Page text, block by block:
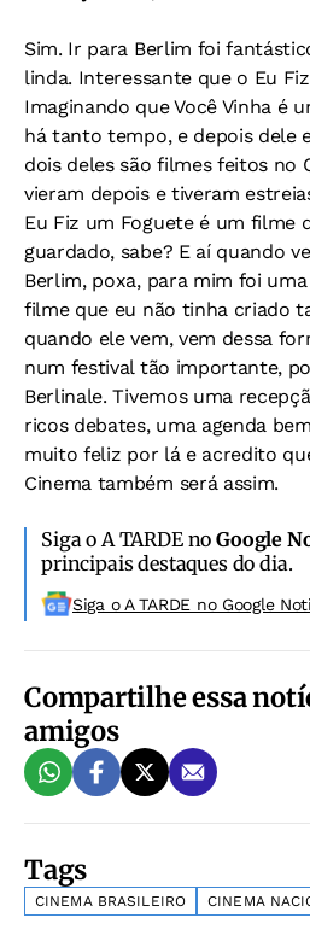
Sim. Ir para Berlim foi
linda. Interessante que o Eu
Imaginando que Você Vinha é
há tanto tempo, e depois dele
dois deles são filmes feitos no
vieram depois e tiveram
Eu Fiz um Foguete é um filme
guardado, sabe? E aí quando
Berlim, poxa, para mim foi
filme que eu não tinha criado
quando ele vem, vem dessa
num festival tão importante,
Berlinale. Tivemos uma
ricos debates, uma agenda
muito feliz por lá e acredito
Cinema também será assim.
Siga o A TARDE noGoogle
principais destaques do dia.
Siga o A TARDE no Google
Compartilhe essa
amigos
Tags
CINEMA BRASILEIRO CINEMA